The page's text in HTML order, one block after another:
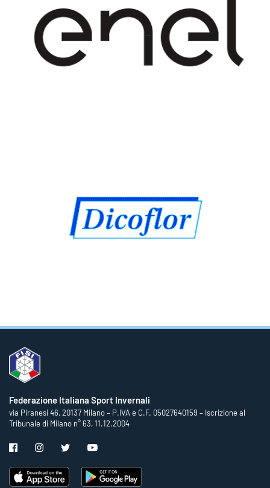
Federazione Italiana Sport Invernali
via Piranesi 46, 20137 Milano – P.IVA e C.F. 05027640159 – Iscrizione al
Tribunale di Milano n° 63, 11.12.2004